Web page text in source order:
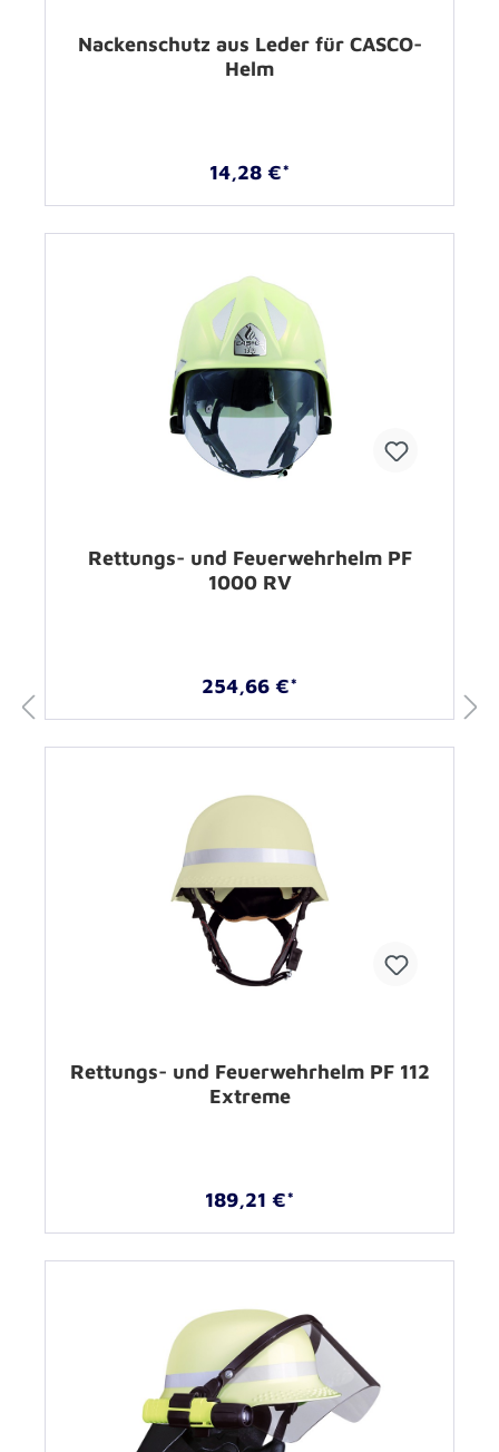
Nackenschutz aus Leder für CASCO-
Helm
14,28 €*
Rettungs- und Feuerwehrhelm PF
1000 RV
254,66 €*
Rettungs- und Feuerwehrhelm PF 112
Extreme
189,21 €*